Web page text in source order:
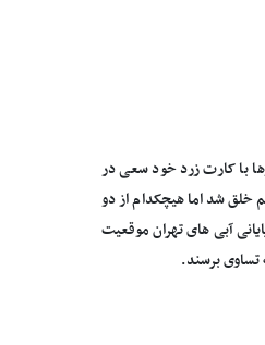
با کارت زرد خود سعی در
خلق شد اما هیچکدام از دو
در ادامه بازی بعد از دقیقه 25 بازی روند آرام تری داشت و در 20 دقیقه پایانی آبی های تهران موقعیت